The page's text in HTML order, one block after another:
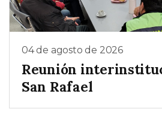
04 de agosto de 2026
Reunión
San Rafael